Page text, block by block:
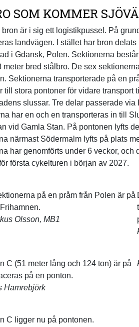
SOM KOMMER
bron är i sig ett logistikpussel. På
landvägen. I stället har bron
i Gdansk, Polen. Sektionerna
meter bred stålbro. De sex
Sektionerna transporterade på en
till stora pontoner för vidare
slussar. Tre delar passerade
har en och en transporteras in till
vid Gamla Stan. På pontonen lyfts
närmast Södermalm lyfts på plats
har genomförts under 6 veckor,
första cykelturen i början av 2027.
på en pråm från Polen är på
Olsson, MB1
C (51 meter lång och 124 ton) är på
på en ponton.
Hamrebjörk
C ligger nu på pontonen.